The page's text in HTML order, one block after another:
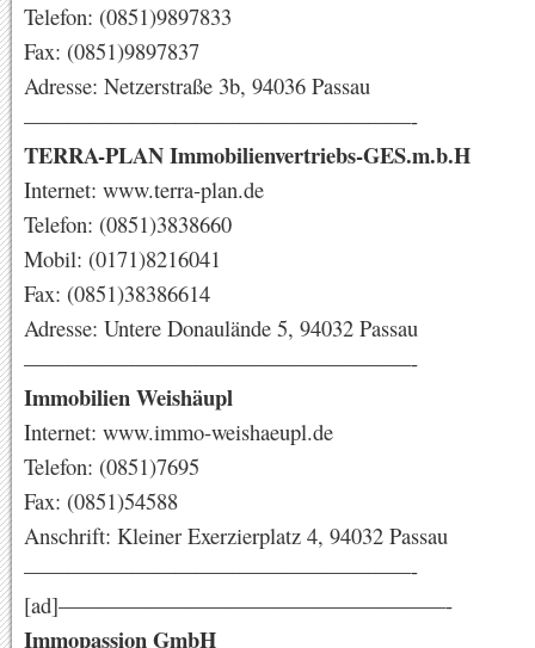
Telefon: (0851)9897833
Fax: (0851)9897837
Adresse: Netzerstraße 3b, 94036 Passau
——————————————————-
TERRA-PLAN Immobilienvertriebs-GES.m.b.H
Internet: www.terra-plan.de
Telefon: (0851)3838660
Mobil: (0171)8216041
Fax: (0851)38386614
Adresse: Untere Donaulände 5, 94032 Passau
——————————————————-
Immobilien Weishäupl
Internet: www.immo-weishaeupl.de
Telefon: (0851)7695
Fax: (0851)54588
Anschrift: Kleiner Exerzierplatz 4, 94032 Passau
——————————————————-
[ad]——————————————————-
Immopassion GmbH